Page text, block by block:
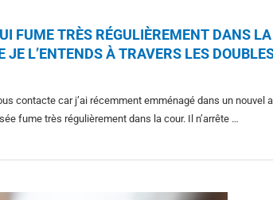
FUME TRÈS RÉGULIÈREMENT DANS
JE L’ENTENDS À TRAVERS LES
contacte car j’ai récemment emménagé dans un nouvel
fume très régulièrement dans la cour. Il n’arrête …